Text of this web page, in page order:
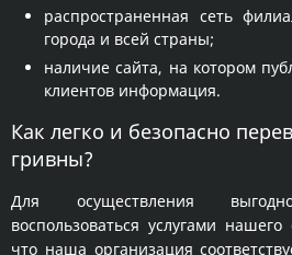
распространенная сеть
города и всей страны;
наличие сайта, на котором
клиентов информация.
Как легко и безопасно
гривны?
Для осуществления
воспользоваться услугами
что наша организация